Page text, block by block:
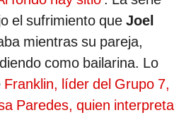
el sufrimiento que Joel
mientras su pareja,
como bailarina. Lo
Franklin, líder del Grupo 7,
Paredes, quien interpreta